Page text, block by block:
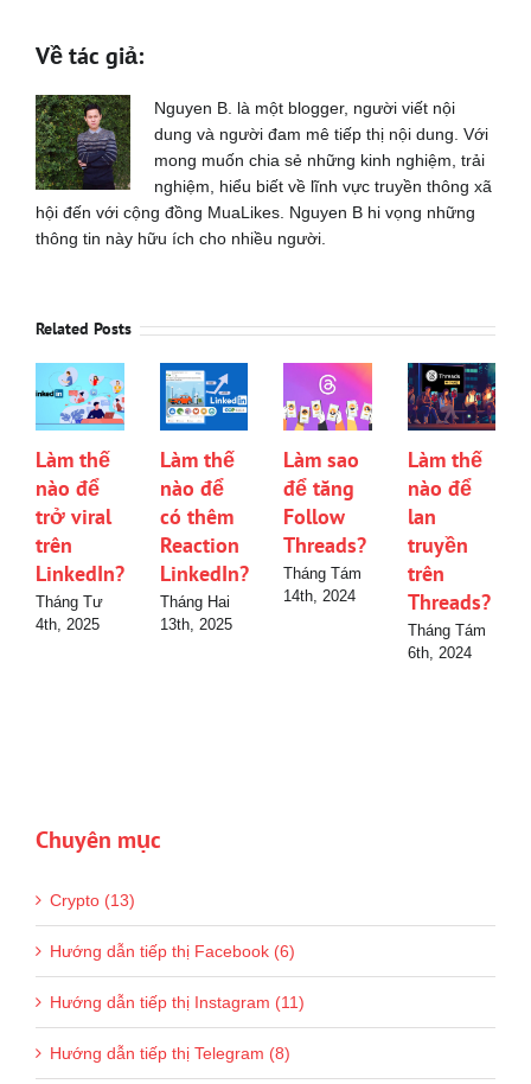
Về tác giả:
Nguyen B. là một blogger, người viết nội
dung và người đam mê tiếp thị nội dung. Với
mong muốn chia sẻ những kinh nghiệm, trải
nghiệm, hiểu biết về lĩnh vực truyền thông xã
hội đến với cộng đồng MuaLikes. Nguyen B hi vọng những
thông tin này hữu ích cho nhiều người.
Related Posts
Làm thế
nào để
trở viral
trên
LinkedIn?
Tháng Tư
4th, 2025
Làm thế
nào để
có thêm
Reaction
LinkedIn?
Tháng Hai
13th, 2025
Làm sao
để tăng
Follow
Threads?
Tháng Tám
14th, 2024
Làm thế
nào để
lan
truyền
trên
Threads?
Tháng Tám
6th, 2024
Chuyên mục
Crypto (13)
Hướng dẫn tiếp thị Facebook (6)
Hướng dẫn tiếp thị Instagram (11)
Hướng dẫn tiếp thị Telegram (8)